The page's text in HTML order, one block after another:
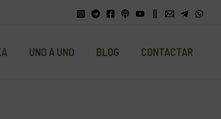
UNO A UNO BLOG CONTACTAR